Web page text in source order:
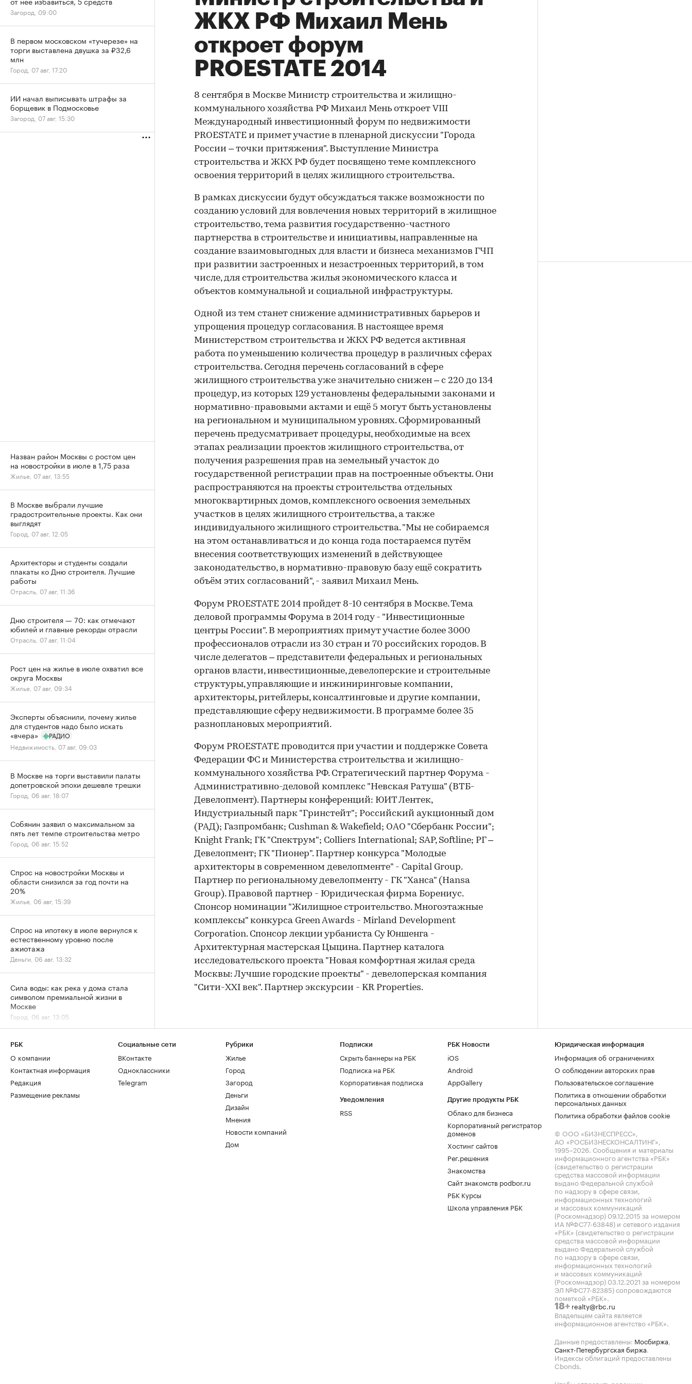
ЖКХ РФ Михаил Мень
откроет форум
PROESTATE 2014
8 сентября в Москве Министр строительства и жилищно-
коммунального хозяйства РФ Михаил Мень откроет VIII
Международный инвестиционный форум по недвижимости
PROESTATE и примет участие в пленарной дискуссии "Города
России – точки притяжения". Выступление Министра
строительства и ЖКХ РФ будет посвящено теме комплексного
освоения территорий в целях жилищного строительства.
В рамках дискуссии будут обсуждаться также возможности по
созданию условий для вовлечения новых территорий в жилищное
строительство, тема развития государственно-частного
партнерства в строительстве и инициативы, направленные на
создание взаимовыгодных для власти и бизнеса механизмов ГЧП
при развитии застроенных и незастроенных территорий, в том
числе, для строительства жилья экономического класса и
объектов коммунальной и социальной инфраструктуры.
Одной из тем станет снижение административных барьеров и
упрощения процедур согласования. В настоящее время
Министерством строительства и ЖКХ РФ ведется активная
работа по уменьшению количества процедур в различных сферах
строительства. Сегодня перечень согласований в сфере
жилищного строительства уже значительно снижен – с 220 до 134
процедур, из которых 129 установлены федеральными законами и
нормативно-правовыми актами и ещё 5 могут быть установлены
на региональном и муниципальном уровнях. Сформированный
перечень предусматривает процедуры, необходимые на всех
этапах реализации проектов жилищного строительства, от
получения разрешения прав на земельный участок до
государственной регистрации прав на построенные объекты. Они
распространяются на проекты строительства отдельных
многоквартирных домов, комплексного освоения земельных
участков в целях жилищного строительства, а также
индивидуального жилищного строительства. "Мы не собираемся
на этом останавливаться и до конца года постараемся путём
внесения соответствующих изменений в действующее
законодательство, в нормативно-правовую базу ещё сократить
объём этих согласований", - заявил Михаил Мень.
Форум PROESTATE 2014 пройдет 8-10 сентября в Москве. Тема
деловой программы Форума в 2014 году - "Инвестиционные
центры России". В мероприятиях примут участие более 3000
профессионалов отрасли из 30 стран и 70 российских городов. В
числе делегатов – представители федеральных и региональных
органов власти, инвестиционные, девелоперские и строительные
структуры, управляющие и инжиниринговые компании,
архитекторы, ритейлеры, консалтинговые и другие компании,
представляющие сферу недвижимости. В программе более 35
разноплановых мероприятий.
Форум PROESTATE проводится при участии и поддержке Совета
Федерации ФС и Министерства строительства и жилищно-
коммунального хозяйства РФ. Стратегический партнер Форума -
Административно-деловой комплекс "Невская Ратуша" (ВТБ-
Девелопмент). Партнеры конференций: ЮИТ Лентек,
Индустриальный парк "Гринстейт"; Российский аукционный дом
(РАД); Газпромбанк; Cushman & Wakefield; ОАО "Сбербанк России";
Knight Frank; ГК "Спектрум"; Colliers International; SAP, Softline; РГ –
Девелопмент; ГК "Пионер". Партнер конкурса "Молодые
архитекторы в современном девелопменте" - Capital Group.
Партнер по региональному девелопменту - ГК "Ханса" (Hansa
Group). Правовой партнер - Юридическая фирма Борениус.
Спонсор номинации "Жилищное строительство. Многоэтажные
комплексы" конкурса Green Awards - Mirland Development
Corporation. Спонсор лекции урбаниста Су Юншенга -
Архитектурная мастерская Цыцина. Партнер каталога
исследовательского проекта "Новая комфортная жилая среда
Москвы: Лучшие городские проекты" - девелоперская компания
"Сити-XXI век". Партнер экскурсии - KR Properties.
Загород, 09:00
В первом московском «тучерезе» на
торги выставлена двушка за ₽32,6
млн
Город, 07 авг, 17:20
ИИ начал выписывать штрафы за
борщевик в Подмосковье
Загород, 07 авг, 15:30
Назван район Москвы с ростом цен
на новостройки в июле в 1,75 раза
Жилье, 07 авг, 13:55
В Москве выбрали лучшие
градостроительные проекты. Как они
выглядят
Город, 07 авг, 12:05
Архитекторы и студенты создали
плакаты ко Дню строителя. Лучшие
работы
Отрасль, 07 авг, 11:36
Дню строителя — 70: как отмечают
юбилей и главные рекорды отрасли
Отрасль, 07 авг, 11:04
Рост цен на жилье в июле охватил все
округа Москвы
Жилье, 07 авг, 09:34
Эксперты объяснили, почему жилье
для студентов надо было искать
«вчера»
РАДИО
Недвижимость, 07 авг, 09:03
В Москве на торги выставили палаты
допетровской эпохи дешевле трешки
Город, 06 авг, 18:07
Собянин заявил о максимальном за
пять лет темпе строительства метро
Город, 06 авг, 15:52
Спрос на новостройки Москвы и
области снизился за год почти на
20%
Жилье, 06 авг, 15:39
Спрос на ипотеку в июле вернулся к
естественному уровню после
ажиотажа
Деньги, 06 авг, 13:32
Сила воды: как река у дома стала
символом премиальной жизни в
Москве
Город, 06 авг, 13:05
РБК
О компании
Контактная информация
Редакция
Размещение рекламы
Социальные сети
ВКонтакте
Одноклассники
Telegram
Рубрики
Жилье
Город
Загород
Деньги
Дизайн
Мнения
Новости компаний
Дом
Подписки
Скрыть баннеры на РБК
Подписка на РБК
Корпоративная подписка
Уведомления
RSS
РБК Новости
iOS
Android
AppGallery
Другие продукты РБК
Облако для бизнеса
Корпоративный регистратор
доменов
Хостинг сайтов
Рег.решения
Знакомства
Сайт знакомств podbor.ru
РБК Курсы
Школа управления РБК
Юридическая информация
Информация об ограничениях
О соблюдении авторских прав
Пользовательское соглашение
Политика в отношении обработки
персональных данных
Политика обработки файлов cookie
© ООО «БИЗНЕСПРЕСС»,
АО «РОСБИЗНЕСКОНСАЛТИНГ»,
1995–2026. Сообщения и материалы
информационного агентства «РБК»
(свидетельство о регистрации
средства массовой информации
выдано Федеральной службой
по надзору в сфере связи,
информационных технологий
и массовых коммуникаций
(Роскомнадзор) 09.12.2015 за номером
ИА №ФС77-63848) и сетевого издания
«РБК» (свидетельство о регистрации
средства массовой информации
выдано Федеральной службой
по надзору в сфере связи,
информационных технологий
и массовых коммуникаций
(Роскомнадзор) 03.12.2021 за номером
ЭЛ №ФС77-82385) сопровождаются
пометкой «РБК».
18+ realty@rbc.ru
Владельцем сайта является
информационное агентство «РБК».
Данные предоставлены: Мосбиржа,
Санкт-Петербургская биржа.
Индексы облигаций предоставлены
Cbonds.